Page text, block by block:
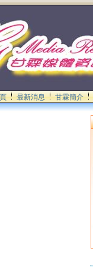
最新消息 甘霖簡介